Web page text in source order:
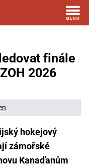
finále
2026
hokejový
zámořské
Kanaďanům